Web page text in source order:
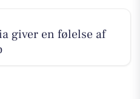
giver en følelse af